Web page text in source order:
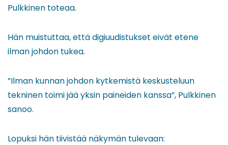
Pulkkinen toteaa.
Hän muistuttaa, että digiuudistukset eivät etene
ilman johdon tukea.
”Ilman kunnan johdon kytkemistä keskusteluun
tekninen toimi jää yksin paineiden kanssa”, Pulkkinen
sanoo.
Lopuksi hän tiivistää näkymän tulevaan: